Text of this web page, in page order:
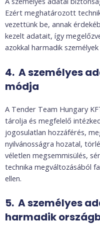
Ezért meghatározott
vezettünk be, annak
kezelt adatait, így
azokkal harmadik személyek
4. A személyes
módja
A Tender Team Hungary
tárolja és megfelelő
jogosulatlan hozzáférés,
nyilvánosságra hozatal,
véletlen megsemmisülés,
technika megváltozásából
ellen.
5. A személyes
harmadik